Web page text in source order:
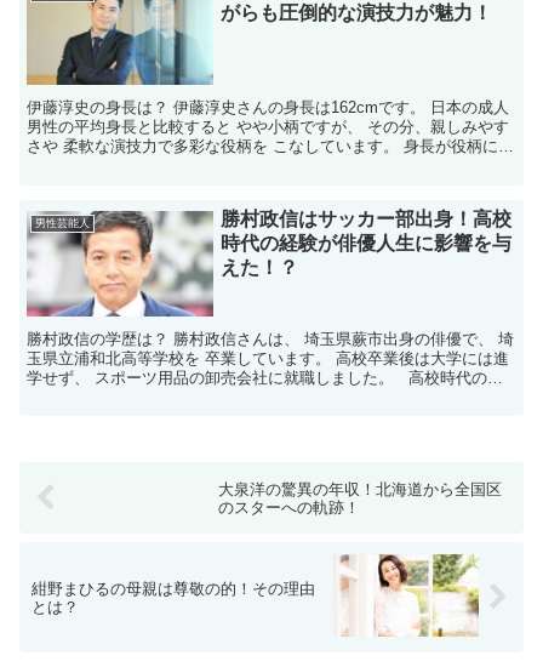
がらも圧倒的な演技力が魅力！
伊藤淳史の身長は？ 伊藤淳史さんの身長は162cmです。 日本の成人
男性の平均身長と比較すると やや小柄ですが、 その分、親しみやす
さや 柔軟な演技力で多彩な役柄を こなしています。 身長が役柄に影
男性芸能人
勝村政信はサッカー部出身！高校
時代の経験が俳優人生に影響を与
えた！？
勝村政信の学歴は？ 勝村政信さんは、 埼玉県蕨市出身の俳優で、 埼
玉県立浦和北高等学校を 卒業しています。 高校卒業後は大学には進
学せず、 スポーツ用品の卸売会社に就職しました。 高校時代の部
大泉洋の驚異の年収！北海道から全国区
のスターへの軌跡！
紺野まひるの母親は尊敬の的！その理由
とは？